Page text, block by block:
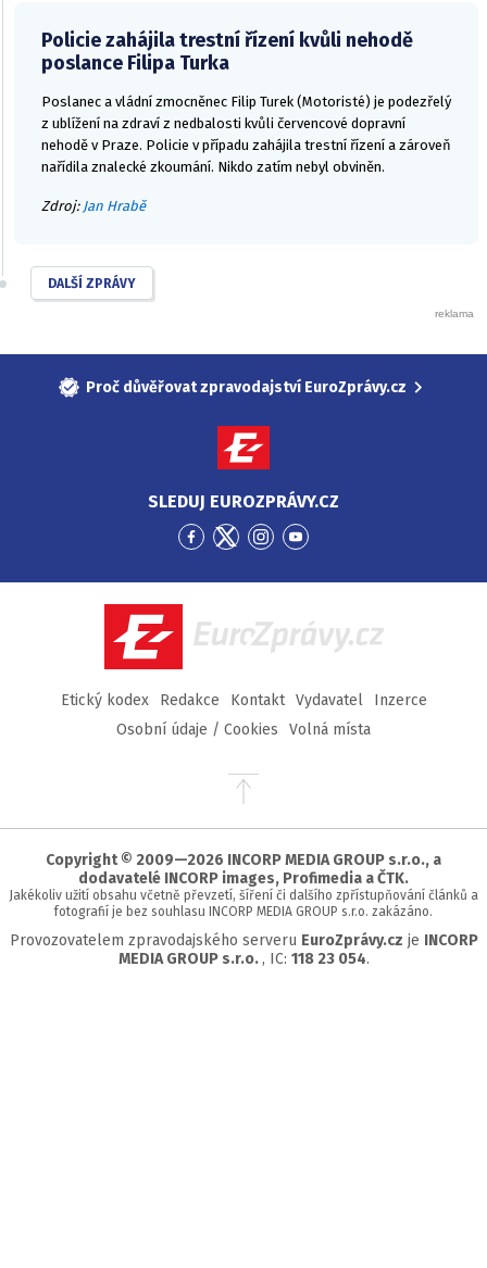
Policie zahájila trestní řízení kvůli nehodě
poslance Filipa Turka
Poslanec a vládní zmocněnec Filip Turek (Motoristé) je podezřelý
z ublížení na zdraví z nedbalosti kvůli červencové dopravní
nehodě v Praze. Policie v případu zahájila trestní řízení a zároveň
nařídila znalecké zkoumání. Nikdo zatím nebyl obviněn.
Zdroj: Jan Hrabě
DALŠÍ ZPRÁVY
Proč důvěřovat zpravodajství EuroZprávy.cz
SLEDUJ EUROZPRÁVY.CZ
Přejít
Facebook
Přejít
Twitter
Přejít
Instagram
Přejít
YouTube
EuroZprávy.cz
Etický kodex Redakce Kontakt Vydavatel
Inzerce
Osobní údaje / Cookies
Volná místa
Přejít
stránky
Copyright © 2009—2026 INCORP MEDIA GROUP s.r.o., a
dodavatelé INCORP images, Profimedia a ČTK.
Jakékoliv užití obsahu včetně převzetí, šíření či dalšího zpřístupňování článků a
fotografií je bez souhlasu INCORP MEDIA GROUP s.r.o. zakázáno.
Provozovatelem zpravodajského serveru EuroZprávy.cz je INCORP
MEDIA GROUP s.r.o., IC: 118 23 054.